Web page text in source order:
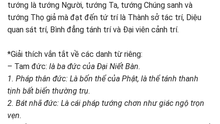
tướng là tướng Người, tướng Ta, tướng Chúng sanh và
tướng Thọ giả mà đạt đến tứ trí là Thành sở tác trí, Diệu
quan sát trí, Bình đẳng tánh trí và Đại viên cảnh trí.
*Giải thích vắn tắt về các danh từ riêng:
– Tam đức: là ba đức của Đại Niết Bàn.
1. Pháp thân đức: Là bốn thể của Phật, là thể tánh thanh
tịnh bất biến thường trụ.
2. Bát nhã đức: Là cái pháp tướng chơn như giác ngộ trọn
vẹn.